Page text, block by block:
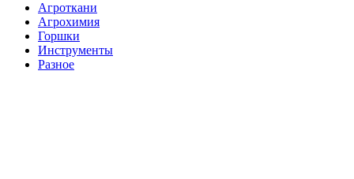
Агроткани
Агрохимия
Горшки
Инструменты
Разное